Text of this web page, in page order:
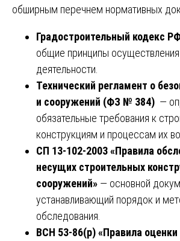
обширным перечнем нормативных
Градостроительный кодекс
общие принципы осуществления
деятельности.
Технический регламент о
и сооружений (ФЗ № 384) —
обязательные требования к
конструкциям и процессам их
СП 13-102-2003 «Правила
несущих строительных
сооружений» — основной
устанавливающий порядок и
обследования.
ВСН 53-86(р) «Правила оценки